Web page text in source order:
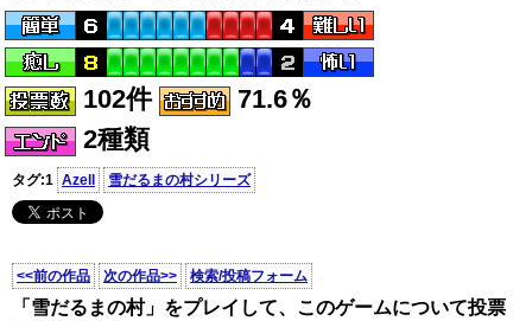
102件
71.6％
2種類
タグ:1 Azell 雪だるまの村シリーズ
<<前の作品 次の作品>> 検索/投稿フォーム
「雪だるまの村」をプレイして、このゲームについて投票